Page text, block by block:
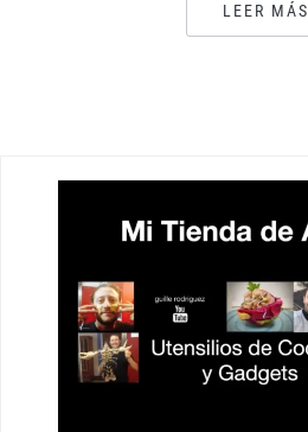
LEER MÁS